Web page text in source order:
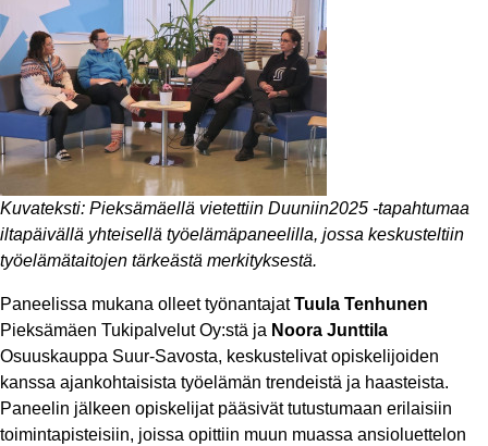
Kuvateksti: Pieksämäellä vietettiin Duuniin2025 -tapahtumaa
iltapäivällä yhteisellä työelämäpaneelilla, jossa keskusteltiin
työelämätaitojen tärkeästä merkityksestä.
Paneelissa mukana olleet työnantajatTuula Tenhunen
Pieksämäen Tukipalvelut Oy:stä ja Noora Junttila
Osuuskauppa Suur-Savosta, keskustelivat opiskelijoiden
kanssa ajankohtaisista työelämän trendeistä ja haasteista.
Paneelin jälkeen opiskelijat pääsivät tutustumaan erilaisiin
toimintapisteisiin, joissa opittiin muun muassa ansioluettelon